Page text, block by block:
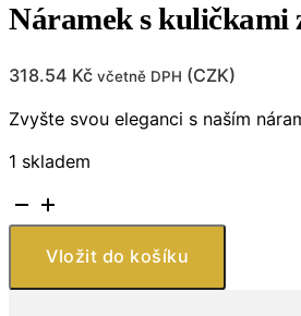
Náramek s kuličkami
318.54 Kč včetně DPH (CZK)
Zvyšte svou eleganci s naším
1 skladem
Náramek
s
kuličkami
Vložit do košíku